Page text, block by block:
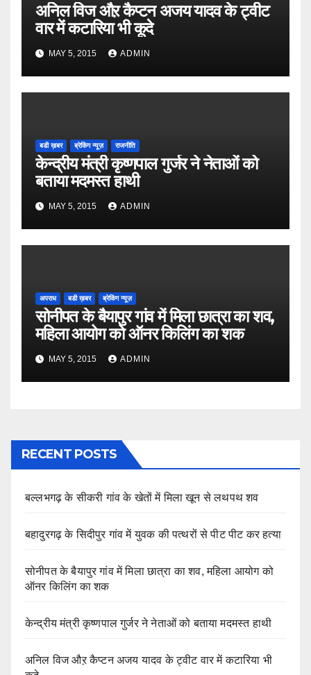
अनिल विज औऱ कैप्टन अजय यादव के ट्वीट
वार में कटारिया भी कूदे
MAY 5, 2015 ADMIN
बडी ख़बर ब्रेकिंग न्यूज़ राजनीति
केन्द्रीय मंत्री कृष्णपाल गुर्जर ने नेताओं को
बताया मदमस्त हाथी
MAY 5, 2015 ADMIN
अपराध बडी ख़बर ब्रेकिंग न्यूज़
सोनीपत के बैयापुर गांव में मिला छात्रा का शव,
महिला आयोग को ऑनर किलिंग का शक
MAY 5, 2015 ADMIN
RECENT POSTS
बल्लभगढ़ के सीकरी गांव के खेतों में मिला खून से लथपथ शव
बहादुरगढ़ के सिदीपुर गांव में युवक की पत्थरों से पीट पीट कर हत्या
सोनीपत के बैयापुर गांव में मिला छात्रा का शव, महिला आयोग को
ऑनर किलिंग का शक
केन्द्रीय मंत्री कृष्णपाल गुर्जर ने नेताओं को बताया मदमस्त हाथी
अनिल विज औऱ कैप्टन अजय यादव के ट्वीट वार में कटारिया भी